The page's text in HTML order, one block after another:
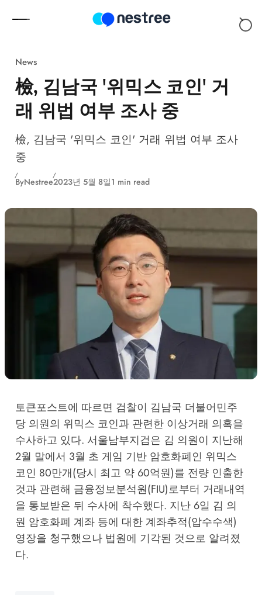
News
檢, 김남국 '위믹스 코인' 거
래 위법 여부 조사 중
檢, 김남국 '위믹스 코인' 거래 위법 여부 조사
중
ByNestree2023년 5월 8일1 min read
토큰포스트에 따르면 검찰이 김남국 더불어민주
당 의원의 위믹스 코인과 관련한 이상거래 의혹을
수사하고 있다. 서울남부지검은 김 의원이 지난해
2월 말에서 3월 초 게임 기반 암호화폐인 위믹스
코인 80만개(당시 최고 약 60억원)를 전량 인출한
것과 관련해 금융정보분석원(FIU)로부터 거래내역
을 통보받은 뒤 수사에 착수했다. 지난 6일 김 의
원 암호화폐 계좌 등에 대한 계좌추적(압수수색)
영장을 청구했으나 법원에 기각된 것으로 알려졌
다.